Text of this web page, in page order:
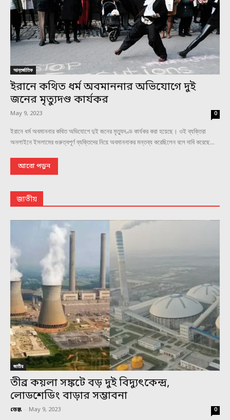
আন্তর্জাতিক
ইরানে কথিত ধর্ম অবমাননার অভিযোগে দুই
জনের মৃত্যুদণ্ড কার্যকর
May 9, 2023 0
ইরানে ধর্ম অবমাননার কথিত অভিযোগে দুই জনের মৃত্যুদণ্ড কার্যকর করা হয়েছে। ওই ব্যক্তিরা
অনলাইনে ইসলামের গুরুত্বপূর্ণ ব্যক্তিদের নিয়ে অবমাননাকর মন্তব্য করেছিলেন বলে দাবি করেছে...
আরো পড়ুন
জাতীয়
জাতীয়
তীব্র কয়লা সঙ্কটে বড় দুই বিদ্যুৎকেন্দ্র,
লোডশেডিং বাড়ার সম্ভাবনা
ডেস্ক - May 9, 2023 0